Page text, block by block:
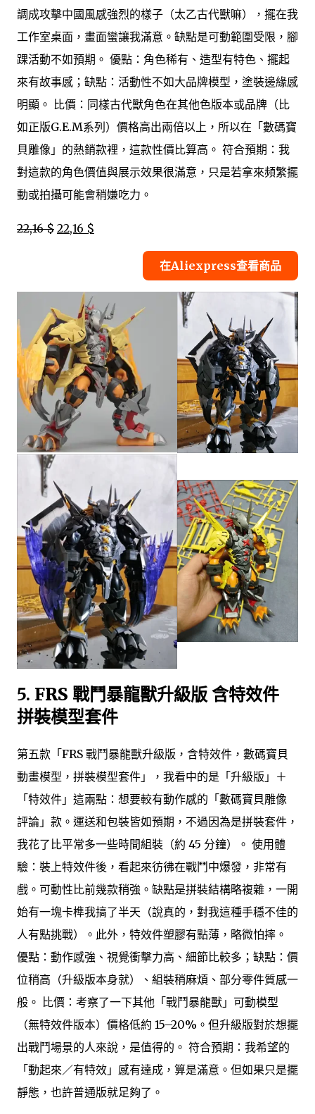
調成攻擊中國風感強烈的樣子（太乙古代獸嘛），擺在我
工作室桌面，畫面蠻讓我滿意。缺點是可動範圍受限，腳
踝活動不如預期。 優點：角色稀有、造型有特色、擺起
來有故事感；缺點：活動性不如大品牌模型，塗裝邊緣感
明顯。 比價：同樣古代獸角色在其他色版本或品牌（比
如正版G.E.M系列）價格高出兩倍以上，所以在「數碼寶
貝雕像」的熱銷款裡，這款性價比算高。 符合預期：我
對這款的角色價值與展示效果很滿意，只是若拿來頻繁擺
動或拍攝可能會稍嫌吃力。
22,16 $ 22,16 $
在Aliexpress查看商品
5. FRS 戰鬥暴龍獸升級版 含特效件
拼裝模型套件
第五款「FRS 戰鬥暴龍獸升級版，含特效件，數碼寶貝
動畫模型，拼裝模型套件」，我看中的是「升級版」＋
「特效件」這兩點：想要較有動作感的「數碼寶貝雕像
評論」款。運送和包裝皆如預期，不過因為是拼裝套件，
我花了比平常多一些時間組裝（約 45 分鐘）。 使用體
驗：裝上特效件後，看起來彷彿在戰鬥中爆發，非常有
戲。可動性比前幾款稍強。缺點是拼裝結構略複雜，一開
始有一塊卡榫我搞了半天（說真的，對我這種手穩不佳的
人有點挑戰）。此外，特效件塑膠有點薄，略微怕摔。
優點：動作感強、視覺衝擊力高、細節比較多；缺點：價
位稍高（升級版本身就）、組裝稍麻煩、部分零件質感一
般。 比價：考察了一下其他「戰鬥暴龍獸」可動模型
（無特效件版本）價格低約 15–20%。但升級版對於想擺
出戰鬥場景的人來說，是值得的。 符合預期：我希望的
「動起來／有特效」感有達成，算是滿意。但如果只是擺
靜態，也許普通版就足夠了。